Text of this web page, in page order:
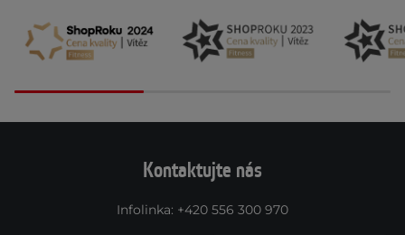
Kontaktujte nás
Infolinka: +420 556 300 970